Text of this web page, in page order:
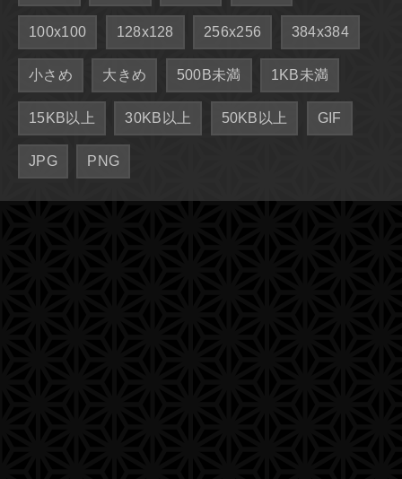
100x100 128x128 256x256 384x384
小さめ 大きめ 500B未満 1KB未満
15KB以上 30KB以上 50KB以上 GIF
JPG PNG